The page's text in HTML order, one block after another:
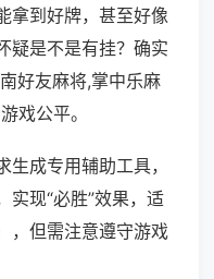
拿到好牌，甚至好像
疑是不是有挂？确实
好友麻将,掌中乐麻
戏公平。
成专用辅助工具，
实现“必胜”效果，适
，但需注意遵守游戏